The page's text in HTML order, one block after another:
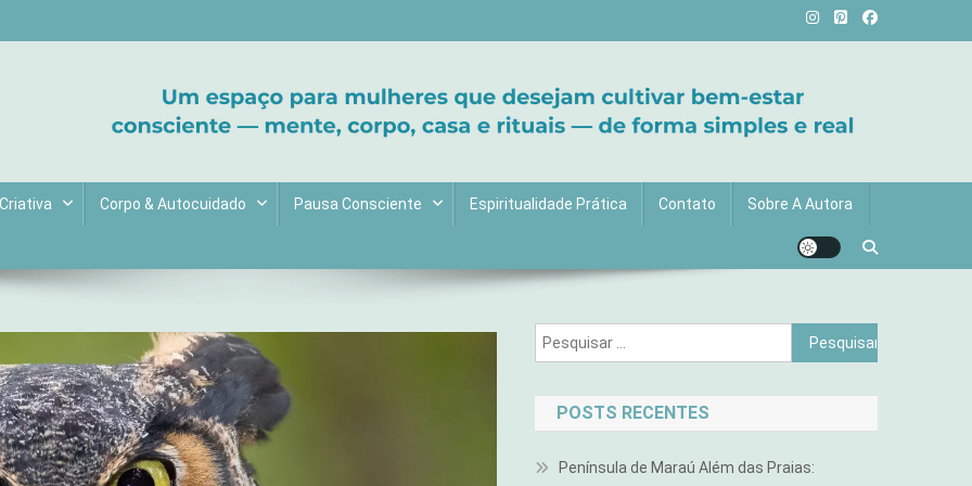
Corpo & Autocuidado Pausa Consciente Espiritualidade Prática Contato Sobre A Autora
Pesquisar
por:
POSTS RECENTES
Península de Maraú Além das Praias: